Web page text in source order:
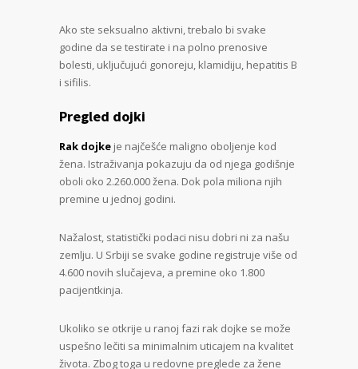
Ako ste seksualno aktivni, trebalo bi svake
godine da se testirate i na polno prenosive
bolesti, uključujući gonoreju, klamidiju, hepatitis B
i sifilis.
Pregled dojki
Rak dojke je najčešće maligno oboljenje kod
žena. Istraživanja pokazuju da od njega godišnje
oboli oko 2.260.000 žena. Dok pola miliona njih
premine u jednoj godini.
Nažalost, statistički podaci nisu dobri ni za našu
zemlju. U Srbiji se svake godine registruje više od
4.600 novih slučajeva, a premine oko 1.800
pacijentkinja.
Ukoliko se otkrije u ranoj fazi rak dojke se može
uspešno lečiti sa minimalnim uticajem na kvalitet
života. Zbog toga u redovne preglede za žene